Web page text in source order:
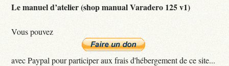
Le manuel d’atelier (shop manual Varadero 125 v1)
Vous pouvez
avec Paypal pour participer aux frais d'hébergement de ce site...